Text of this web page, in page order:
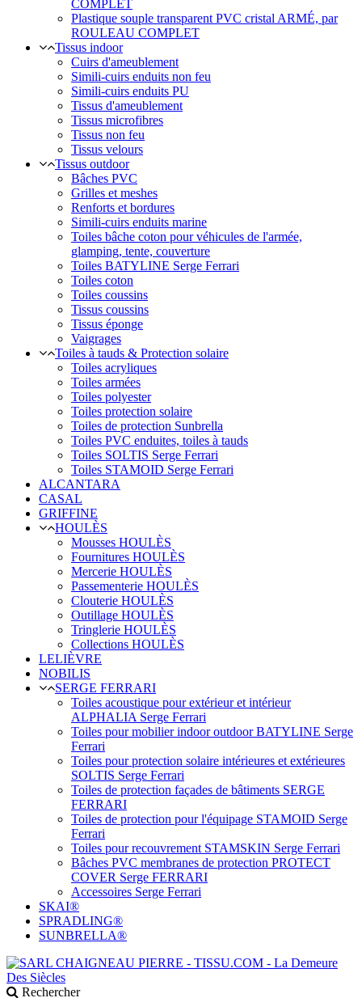
COMPLET
Plastique souple transparent PVC cristal ARMÉ, par
ROULEAU COMPLET
Tissus indoor
Cuirs d'ameublement
Simili-cuirs enduits non feu
Simili-cuirs enduits PU
Tissus d'ameublement
Tissus microfibres
Tissus non feu
Tissus velours
Tissus outdoor
Bâches PVC
Grilles et meshes
Renforts et bordures
Simili-cuirs enduits marine
Toiles bâche coton pour véhicules de l'armée,
glamping, tente, couverture
Toiles BATYLINE Serge Ferrari
Toiles coton
Toiles coussins
Tissus coussins
Tissus éponge
Vaigrages
Toiles à tauds & Protection solaire
Toiles acryliques
Toiles armées
Toiles polyester
Toiles protection solaire
Toiles de protection Sunbrella
Toiles PVC enduites, toiles à tauds
Toiles SOLTIS Serge Ferrari
Toiles STAMOID Serge Ferrari
ALCANTARA
CASAL
GRIFFINE
HOULÈS
Mousses HOULÈS
Fournitures HOULÈS
Mercerie HOULÈS
Passementerie HOULÈS
Clouterie HOULÈS
Outillage HOULÈS
Tringlerie HOULÈS
Collections HOULÈS
LELIÈVRE
NOBILIS
SERGE FERRARI
Toiles acoustique pour extérieur et intérieur
ALPHALIA Serge Ferrari
Toiles pour mobilier indoor outdoor BATYLINE Serge
Ferrari
Toiles pour protection solaire intérieures et extérieures
SOLTIS Serge Ferrari
Toiles de protection façades de bâtiments SERGE
FERRARI
Toiles de protection pour l'équipage STAMOID Serge
Ferrari
Toiles pour recouvrement STAMSKIN Serge Ferrari
Bâches PVC membranes de protection PROTECT
COVER Serge FERRARI
Accessoires Serge Ferrari
SKAI®
SPRADLING®
SUNBRELLA®
Rechercher